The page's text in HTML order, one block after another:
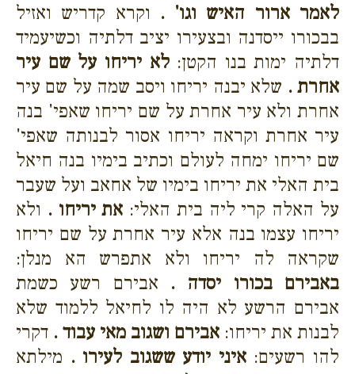
לאמר ארור האיש וגו' . וקרא קדריש ואזיל
בבכורו ייסדנה ובצעירו יציב דלתיה וכשיעמיד
דלתיה ימות בנו הקטן:לא יריחו על שם עיר
אחרת . שלא יבנה יריחו ויסב שמה על שם עיר
אחרת ולא עיר אחרת על שם יריחו שאפי' בנה
עיר אחרת וקראה יריחו אסור לבנותה שאפי'
שם יריחו ימחה לעולם וכתיב בימיו בנה חיאל
בית האלי את יריחו בימיו של אחאב ועל שעבר
על האלה קרי ליה בית האלי: את יריחו . ולא
יריחו עצמו בנה אלא עיר אחרת על שם יריחו
שקראה לה יריחו ולא אתפרש הא מנלן:
באבירם בכורו יסדה . אבירם רשע כשמת
אבירם הרשע לא היה לו לחיאל ללמוד שלא
לבנות את יריחו: אבירם ושגוב מאי עבוד . דקרי
להו רשעים:איני יודע ששגוב לעירו . מילתא